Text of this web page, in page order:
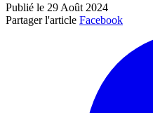
Publié le 29 Août 2024
Partager l'article Facebook